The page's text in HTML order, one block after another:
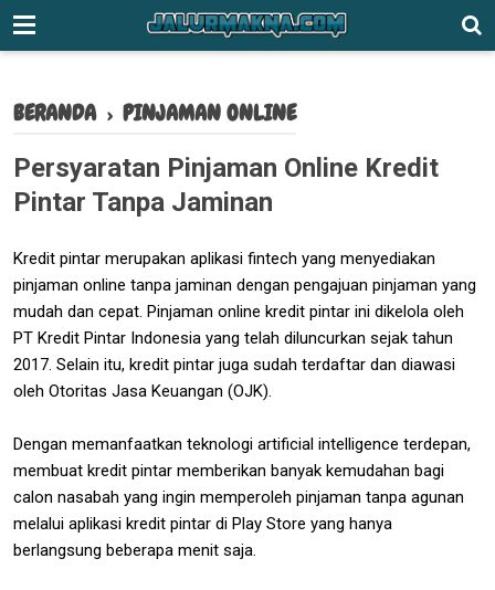
-->
BERANDA › PINJAMAN ONLINE
Persyaratan Pinjaman Online Kredit
Pintar Tanpa Jaminan
Kredit pintar merupakan aplikasi fintech yang menyediakan
pinjaman online tanpa jaminan dengan pengajuan pinjaman yang
mudah dan cepat. Pinjaman online kredit pintar ini dikelola oleh
PT Kredit Pintar Indonesia yang telah diluncurkan sejak tahun
2017. Selain itu, kredit pintar juga sudah terdaftar dan diawasi
oleh Otoritas Jasa Keuangan (OJK).
Dengan memanfaatkan teknologi artificial intelligence terdepan,
membuat kredit pintar memberikan banyak kemudahan bagi
calon nasabah yang ingin memperoleh pinjaman tanpa agunan
melalui aplikasi kredit pintar di Play Store yang hanya
berlangsung beberapa menit saja.